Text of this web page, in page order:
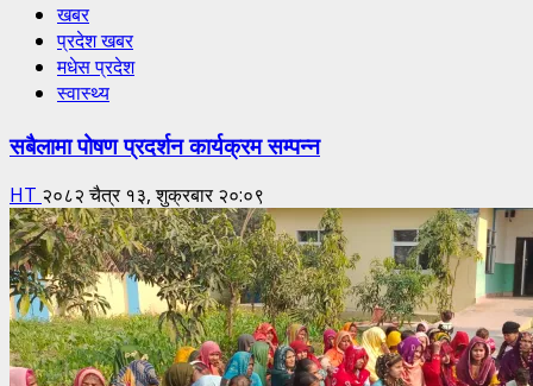
खबर
प्रदेश खबर
मधेस प्रदेश
स्वास्थ्य
सबैलामा पोषण प्रदर्शन कार्यक्रम सम्पन्न
HT २०८२ चैत्र १३, शुक्रबार २०:०९